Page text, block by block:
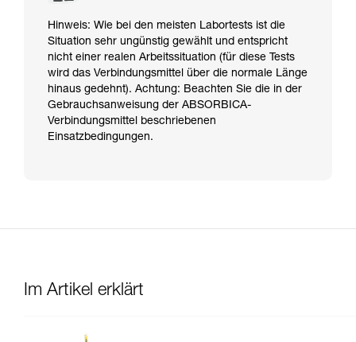
Hinweis: Wie bei den meisten Labortests ist die
Situation sehr ungünstig gewählt und entspricht
nicht einer realen Arbeitssituation (für diese Tests
wird das Verbindungsmittel über die normale Länge
hinaus gedehnt). Achtung: Beachten Sie die in der
Gebrauchsanweisung der ABSORBICA-
Verbindungsmittel beschriebenen
Einsatzbedingungen.
Im Artikel erklärt